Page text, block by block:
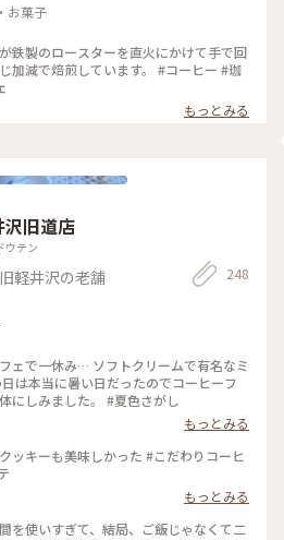
お菓子
鉄製のロースターを直火にかけて手で回
加減で焙煎しています。 #コーヒー #珈
もっとみる
旧道店
ウテン
軽井沢の老舗 248
ェで一休み… ソフトクリームで有名なミ
は本当に暑い日だったのでコーヒーフ
ロートがとっても身体にしみました。 #夏色さがし
もっとみる
美味しかった #こだわりコーヒ
もっとみる
を使いすぎて、結局、ご飯じゃなくて二